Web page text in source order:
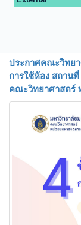
ประกาศคณะวิทย
การใช้ห้อง สถา
คณะวิทยาศาสตร์